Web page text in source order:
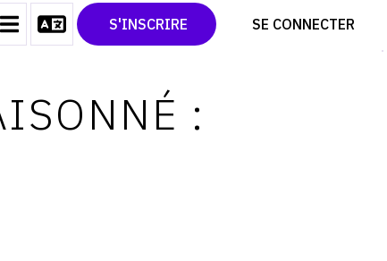
S'INSCRIRE SE CONNECTER
CGU
TWITTER
PINTEREST
: